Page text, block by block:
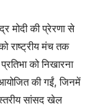
मोदी की प्रेरणा से
राष्ट्रीय मंच तक
को निखारना
की गईं, जिनमें
सांसद खेल